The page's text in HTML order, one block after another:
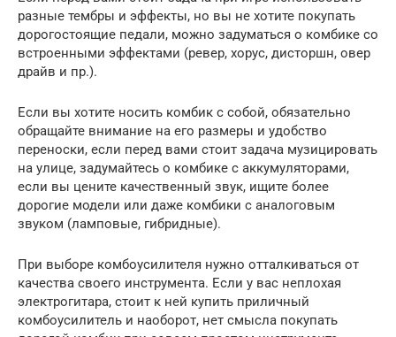
разные тембры и эффекты, но вы не хотите покупать
дорогостоящие педали, можно задуматься о комбике со
встроенными эффектами (ревер, хорус, дисторшн, овер
драйв и пр.).
Если вы хотите носить комбик с собой, обязательно
обращайте внимание на его размеры и удобство
переноски, если перед вами стоит задача музицировать
на улице, задумайтесь о комбике с аккумуляторами,
если вы цените качественный звук, ищите более
дорогие модели или даже комбики с аналоговым
звуком (ламповые, гибридные).
При выборе комбоусилителя нужно отталкиваться от
качества своего инструмента. Если у вас неплохая
электрогитара, стоит к ней купить приличный
комбоусилитель и наоборот, нет смысла покупать